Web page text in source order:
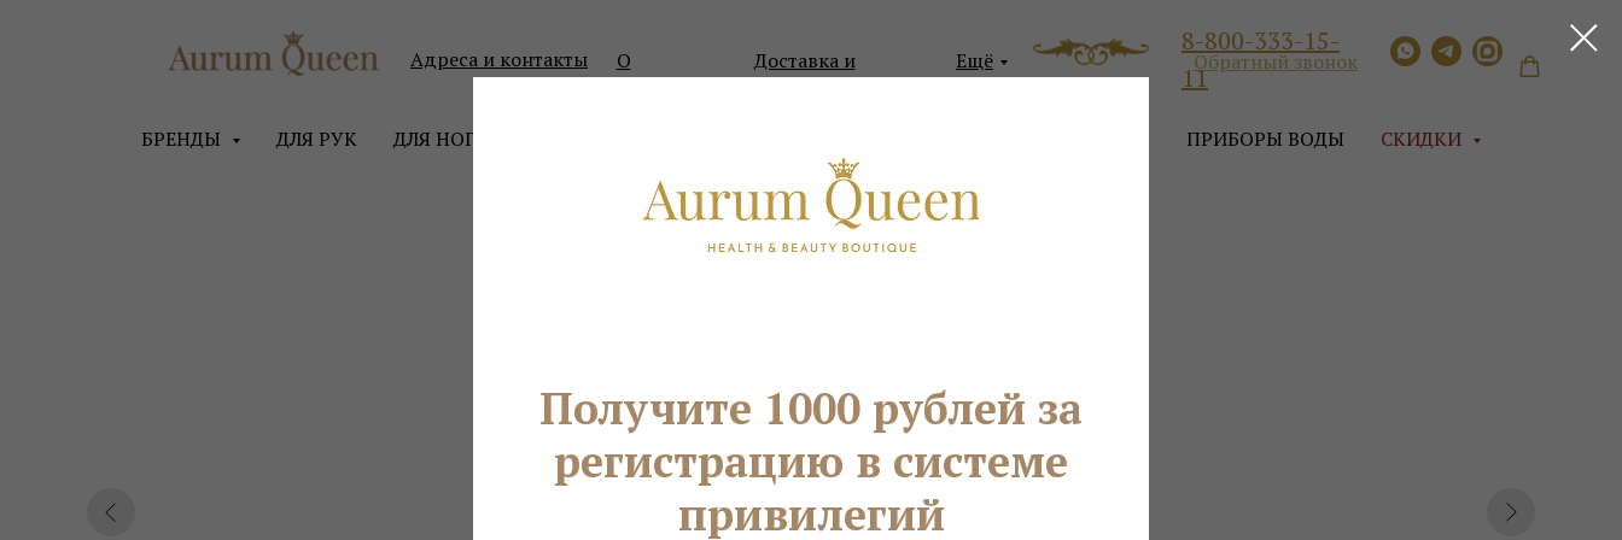
Адреса и контакты
О
компании
Доставка и
оплата
Ещё
8-800-333-15-
11
Обратный звонок
БРЕНДЫ ДЛЯ РУК ДЛЯ НОГ ПРИБОРЫ ВОДЫ СКИДКИ
Получите 1000 рублей за
регистрацию в системе
привилегий